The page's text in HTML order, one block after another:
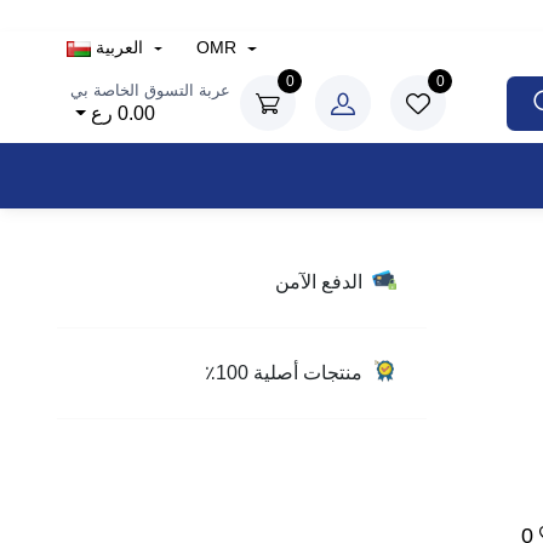
OMR
0
0 عربة التسوق الخاصة بي
0.00 رع
0
الدفع الآمن
منتجات أصلية 100٪